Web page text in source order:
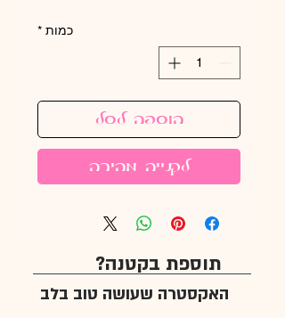
כמות *
הוספה לסל
לקנייה מהירה
תוספת בקטנה?
האקסטרה שעושה טוב בלב